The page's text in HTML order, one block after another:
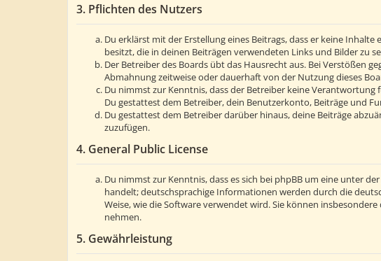
3. Pflichten des Nutzers
Du erklärst mit der Erstellung eines Beitrags, dass er keine
besitzt, die in deinen Beiträgen verwendeten Links und Bilder zu
Der Betreiber des Boards übt das Hausrecht aus. Bei Verstößen
Abmahnung zeitweise oder dauerhaft von der Nutzung dieses
Du nimmst zur Kenntnis, dass der Betreiber keine
Du gestattest dem Betreiber, dein Benutzerkonto, Beiträge und
Du gestattest dem Betreiber darüber hinaus, deine Beiträge
zuzufügen.
4. General Public License
Du nimmst zur Kenntnis, dass es sich bei phpBB um eine unter der
handelt; deutschsprachige Informationen werden durch die
Weise, wie die Software verwendet wird. Sie können
nehmen.
5. Gewährleistung